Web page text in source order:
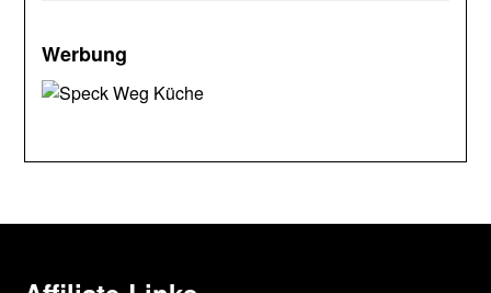
Werbung